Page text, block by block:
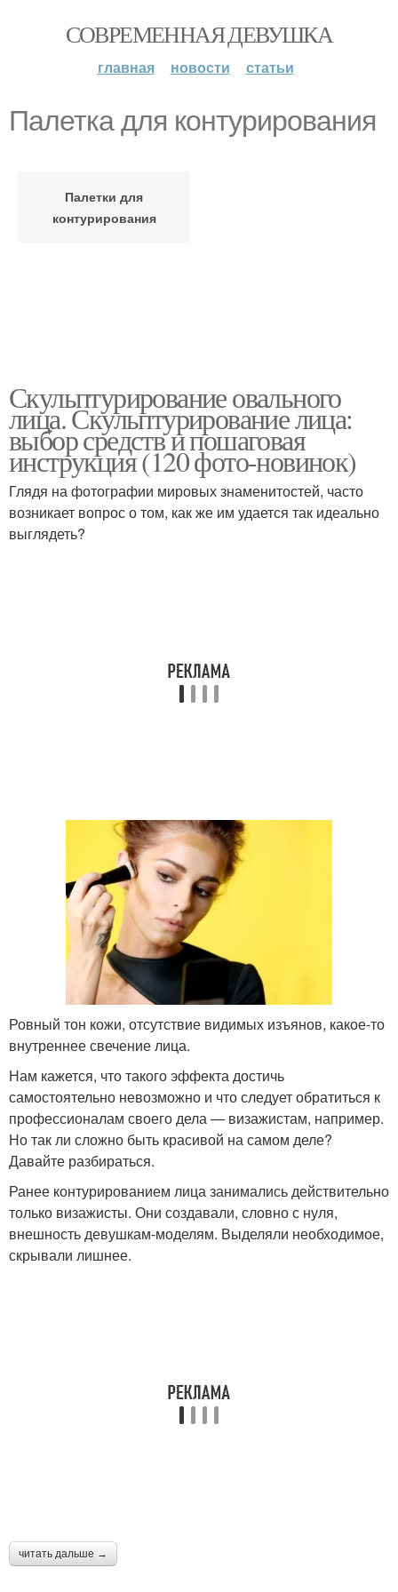
СОВРЕМЕННАЯ ДЕВУШКА
главная новости статьи
Палетка для контурирования
Палетки для
контурирования
Скульптурирование овального
лица. Скульптурирование лица:
выбор средств и пошаговая
инструкция (120 фото-новинок)
Глядя на фотографии мировых знаменитостей, часто
возникает вопрос о том, как же им удается так идеально
выглядеть?
Ровный тон кожи, отсутствие видимых изъянов, какое-то
внутреннее свечение лица.
Нам кажется, что такого эффекта достичь
самостоятельно невозможно и что следует обратиться к
профессионалам своего дела — визажистам, например.
Но так ли сложно быть красивой на самом деле?
Давайте разбираться.
Ранее контурированием лица занимались действительно
только визажисты. Они создавали, словно с нуля,
внешность девушкам-моделям. Выделяли необходимое,
скрывали лишнее.
читать дальше →